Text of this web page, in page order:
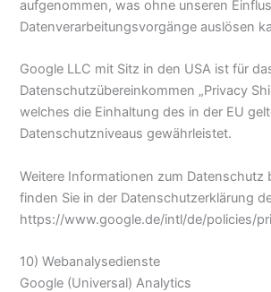
aufgenommen, was ohne unseren
Datenverarbeitungsvorgänge auslösen
Google LLC mit Sitz in den USA ist für
Datenschutzübereinkommen „Privacy
welches die Einhaltung des in der EU
Datenschutzniveaus gewährleistet.
Weitere Informationen zum Datenschutz
finden Sie in der Datenschutzerklärung
https://www.google.de/intl/de/policies/
10) Webanalysedienste
Google (Universal) Analytics